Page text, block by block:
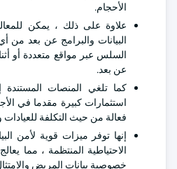
الأحجام.
علاوة على ذلك ، يمكن
البيانات والبرامج عن بعد من
السلس عبر مواقع متعددة أو
عن بعد.
كما تلغي المنصات المستندة
استثمارات كبيرة مقدما في
فعالة من حيث التكلفة
إنها توفر ميزات قوية لأمن
الاحتياطية المنتظمة ، مما
خصوصية بيانات المريض